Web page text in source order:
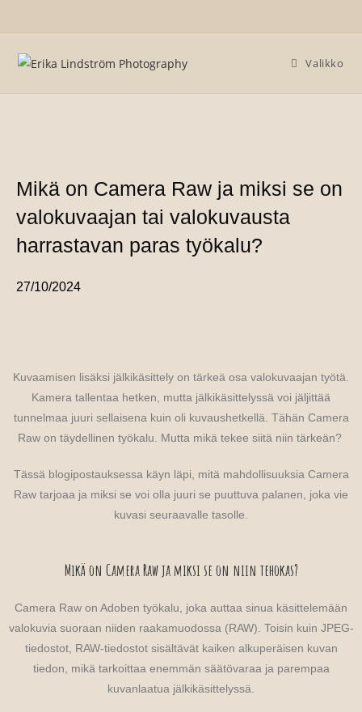
Valikko
Mikä on Camera Raw ja miksi se on
valokuvaajan tai valokuvausta
harrastavan paras työkalu?
27/10/2024
Kuvaamisen lisäksi jälkikäsittely on tärkeä osa valokuvaajan työtä.
Kamera tallentaa hetken, mutta jälkikäsittelyssä voi jäljittää
tunnelmaa juuri sellaisena kuin oli kuvaushetkellä. Tähän Camera
Raw on täydellinen työkalu. Mutta mikä tekee siitä niin tärkeän?
Tässä blogipostauksessa käyn läpi, mitä mahdollisuuksia Camera
Raw tarjoaa ja miksi se voi olla juuri se puuttuva palanen, joka vie
kuvasi seuraavalle tasolle.
Mikä on Camera Raw ja miksi se on niin tehokas?
Camera Raw on Adoben työkalu, joka auttaa sinua käsittelemään
valokuvia suoraan niiden raakamuodossa (RAW). Toisin kuin JPEG-
tiedostot, RAW-tiedostot sisältävät kaiken alkuperäisen kuvan
tiedon, mikä tarkoittaa enemmän säätövaraa ja parempaa
kuvanlaatua jälkikäsittelyssä.